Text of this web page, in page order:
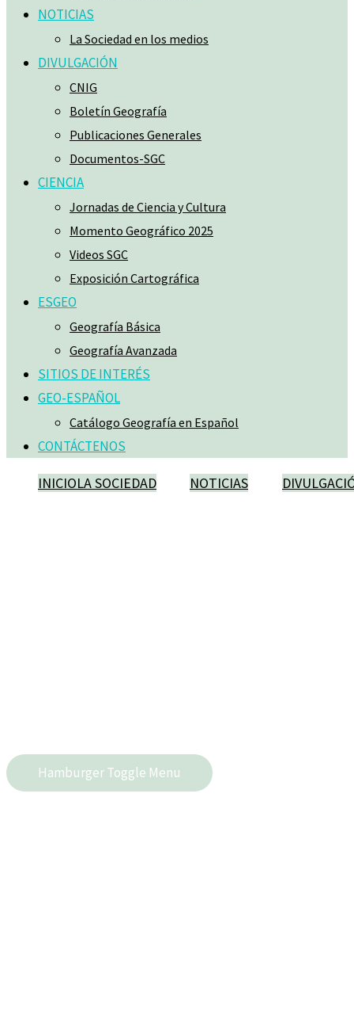
NOTICIAS
La Sociedad en los medios
DIVULGACIÓN
CNIG
Boletín Geografía
Publicaciones Generales
Documentos-SGC
CIENCIA
Jornadas de Ciencia y Cultura
Momento Geográfico 2025
Videos SGC
Exposición Cartográfica
ESGEO
Geografía Básica
Geografía Avanzada
SITIOS DE INTERÉS
GEO-ESPAÑOL
Catálogo Geografía en Español
CONTÁCTENOS
INICIOLA SOCIEDAD NOTICIAS
Hamburger Toggle Menu